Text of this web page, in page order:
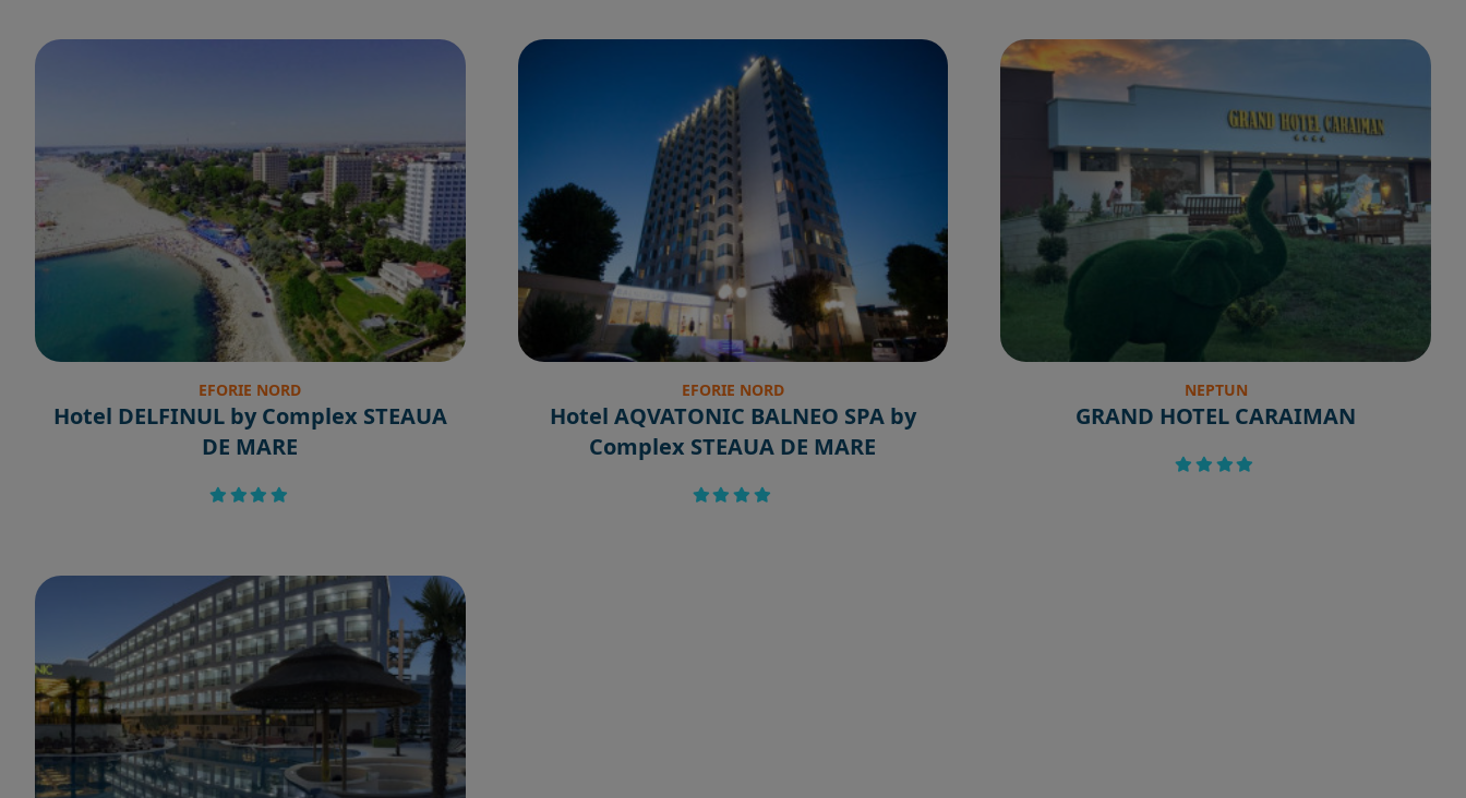
EFORIE NORD
Hotel DELFINUL by Complex STEAUA
DE MARE
EFORIE NORD
Hotel AQVATONIC BALNEO SPA by
Complex STEAUA DE MARE
NEPTUN
GRAND HOTEL CARAIMAN